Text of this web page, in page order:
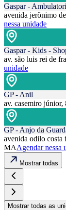
Gaspar -
avenida jerônimo
nessa unidade
Gaspar - Kids -
av. são luis rei de
unidade
GP - Anil
av. casemiro
GP - Anjo da
avenida odilo costa
MAAgendar nessa
Mostrar todas
Mostrar todas as